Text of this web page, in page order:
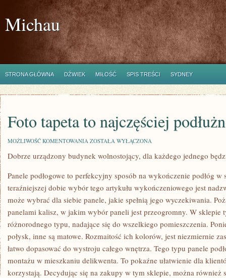
Michau
STRONA GŁÓWNA DŹWIEK MIŁOŚĆ SPIS TREŚCI SYDNEY
Foto tapeta to najczęściej
MOŻLIWOŚĆ KOMENTOWANIA FOTO
TO
PASY
PŁÓTNA
ZOSTAŁA WYŁĄCZONA
Dobrze urządzony budynek wolnostojący, dla każdego jednego
Panele podłogowe to perfekcyjny sposób na wykończenie podłóg
teraźniejszej dobie wybór tego artykułu wykończeniowego jest
może wybrać dla siebie panele, jakie spełnią jego wyczekiwania.
panelami kalisz, w jakim wybór paneli jest przeogromny. W sklepie
różnorodnego typu, nadające się do wszelkiego pomieszczenia.
połysk, inne są matowe. Rozmaitość ich kolorów, jest niezmiernie
łatwo dopasować do wystroju całego wnętrza. Tego typu panele
montażu w mieszkaniu delikwenta. To pokaźne ułatwienie dla
korzystają. Decydując się na zakupy w tym sklepie, można również